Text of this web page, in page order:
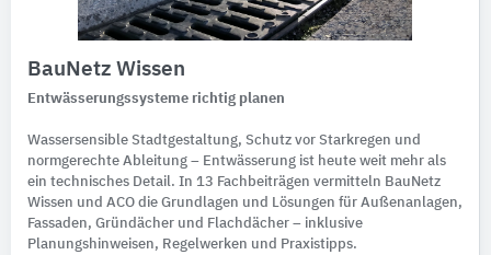
BauNetz Wissen
Entwässerungssysteme richtig planen
Wassersensible Stadtgestaltung, Schutz vor Starkregen und
normgerechte Ableitung – Entwässerung ist heute weit mehr als
ein technisches Detail. In 13 Fachbeiträgen vermitteln BauNetz
Wissen und ACO die Grundlagen und Lösungen für Außenanlagen,
Fassaden, Gründächer und Flachdächer – inklusive
Planungshinweisen, Regelwerken und Praxistipps.